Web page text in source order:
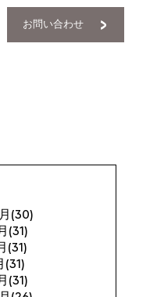
お問い合わせ
(30)
(31)
(31)
(31)
(31)